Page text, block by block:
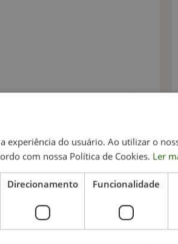
o estado bastante precário e
as instituições portuguesas a
mental têm atualmente, sinto
a NeuroImprove superou
experiência do usuário. Ao utilizar o
com nossa Política de Cookies. Ler
Direcionamento Funcionalidade